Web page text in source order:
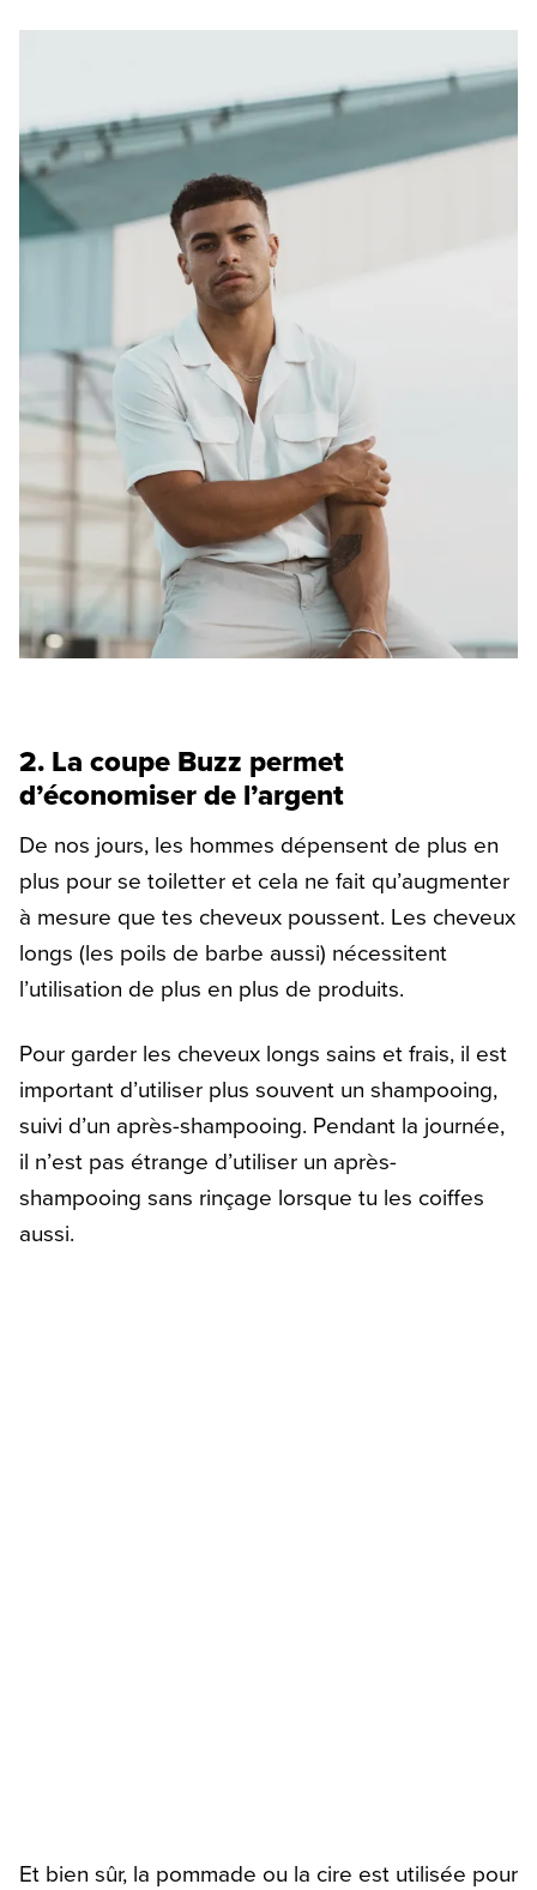
2. La coupe Buzz permet
d’économiser de l’argent
De nos jours, les hommes dépensent de plus en
plus pour se toiletter et cela ne fait qu’augmenter
à mesure que tes cheveux poussent. Les cheveux
longs (les poils de barbe aussi) nécessitent
l’utilisation de plus en plus de produits.
Pour garder les cheveux longs sains et frais, il est
important d’utiliser plus souvent un shampooing,
suivi d’un après-shampooing. Pendant la journée,
il n’est pas étrange d’utiliser un après-
shampooing sans rinçage lorsque tu les coiffes
aussi.
Et bien sûr, la pommade ou la cire est utilisée pour